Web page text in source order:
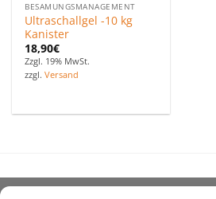
BESAMUNGSMANAGEMENT
Ultraschallgel -10 kg
Kanister
18,90€
Zzgl. 19% MwSt.
zzgl.Versand